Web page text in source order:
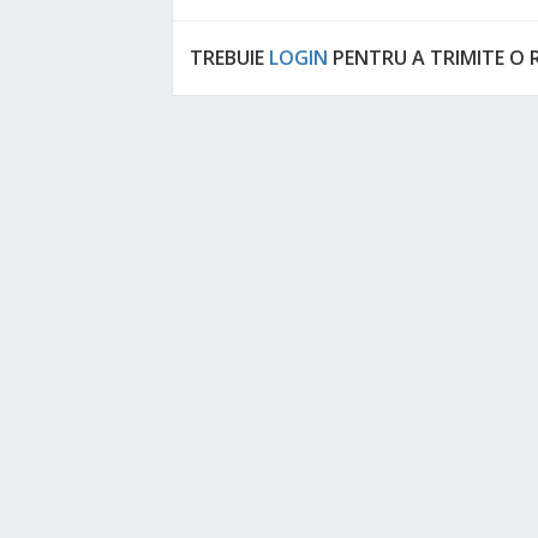
TREBUIE LOGIN PENTRU A TRIMITE O